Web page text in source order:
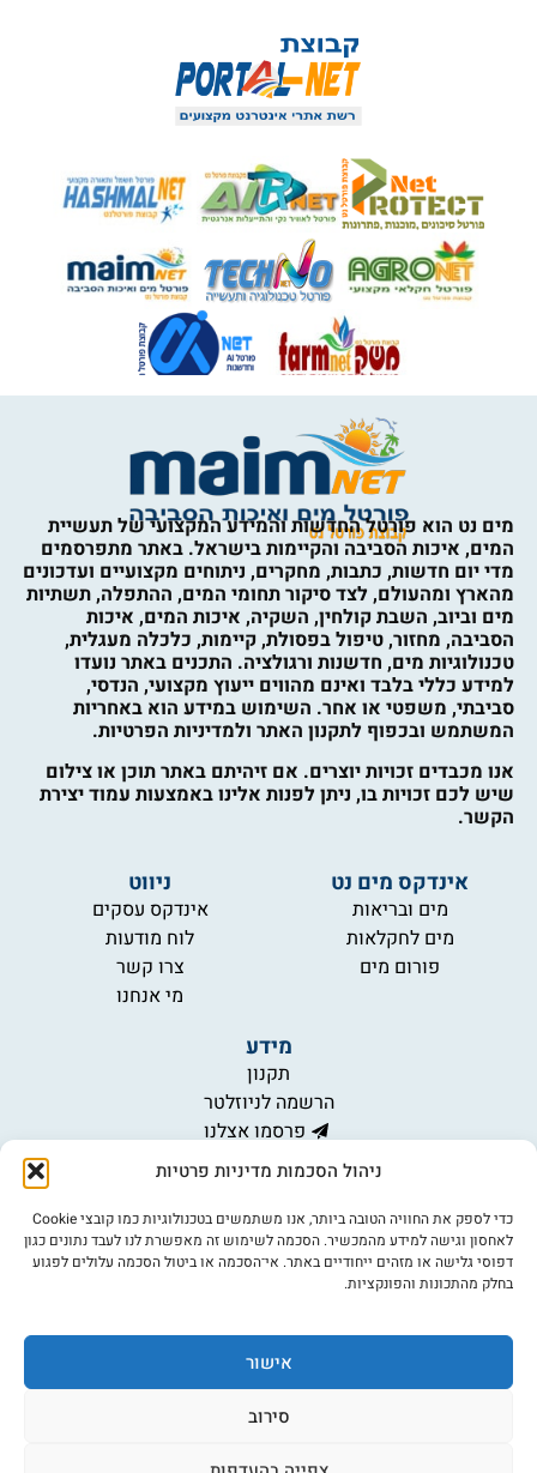
ניהול הסכמות מדיניות פרטיות
כדי לספק את החוויה הטובה ביותר, אנו משתמשים בטכנולוגיות כמו קובצי Cookie
לאחסון וגישה למידע מהמכשיר. הסכמה לשימוש זה מאפשרת לנו לעבד נתונים כגון
דפוסי גלישה או מזהים ייחודיים באתר. אי־הסכמה או ביטול הסכמה עלולים לפגוע
בחלק מהתכונות והפונקציות.
אישור
סירוב
מים נט הוא פורטל החדשות והמידע המקצועי של תעשיית
המים, איכות הסביבה והקיימות בישראל. באתר מתפרסמים
מדי יום חדשות, כתבות, מחקרים, ניתוחים מקצועיים ועדכונים
מהארץ ומהעולם, לצד סיקור תחומי המים, ההתפלה, תשתיות
מים וביוב, השבת קולחין, השקיה, איכות המים, איכות
הסביבה, מחזור, טיפול בפסולת, קיימות, כלכלה מעגלית,
טכנולוגיות מים, חדשנות ורגולציה. התכנים באתר נועדו
למידע כללי בלבד ואינם מהווים ייעוץ מקצועי, הנדסי,
סביבתי, משפטי או אחר. השימוש במידע הוא באחריות
המשתמש ובכפוף לתקנון האתר ולמדיניות הפרטיות.
אנו מכבדים זכויות יוצרים. אם זיהיתם באתר תוכן או צילום
שיש לכם זכויות בו, ניתן לפנות אלינו באמצעות עמוד יצירת
הקשר.
אינדקס מים נט
מים ובריאות
מים לחקלאות
פורום מים
ניווט
אינדקס עסקים
לוח מודעות
צרו קשר
מי אנחנו
מידע
תקנון
הרשמה לניוזלטר
פרסמו אצלנו
הצהרת נגישות
©כל הזכויות שמורות למים נט (נוסד בשנת 2007)